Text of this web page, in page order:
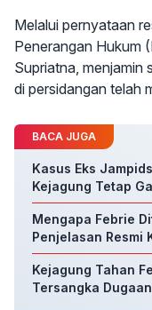
Melalui pernyataan
Penerangan Hukum
Supriatna, menjamin
di persidangan telah
BACA JUGA
Kasus Eks
Kejagung Tetap
Mengapa Febrie
Penjelasan Resmi
Kejagung Tahan
Tersangka